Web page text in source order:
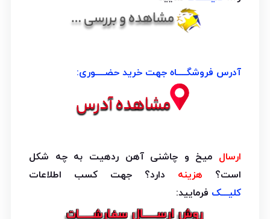
آدرس فروشگــــاه جهت خرید حضــــوری:
ارسال میخ و چاشنی آهن ردهیت به چه شکل
است؟ هزینه دارد؟ جهت کسب اطلاعات
کلیـــک فرمایید: